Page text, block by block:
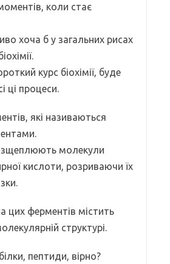
коли стає
хоча б у загальних рисах
курс біохімії, буде
ці процеси.
які називаються
молекули
кислоти, розриваючи їх
цих ферментів містить
структурі.
пептиди, вірно?